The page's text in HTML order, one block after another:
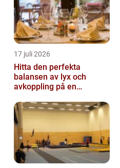
17 juli 2026
Hitta den perfekta
balansen av lyx och
avkoppling på en
Östermalm